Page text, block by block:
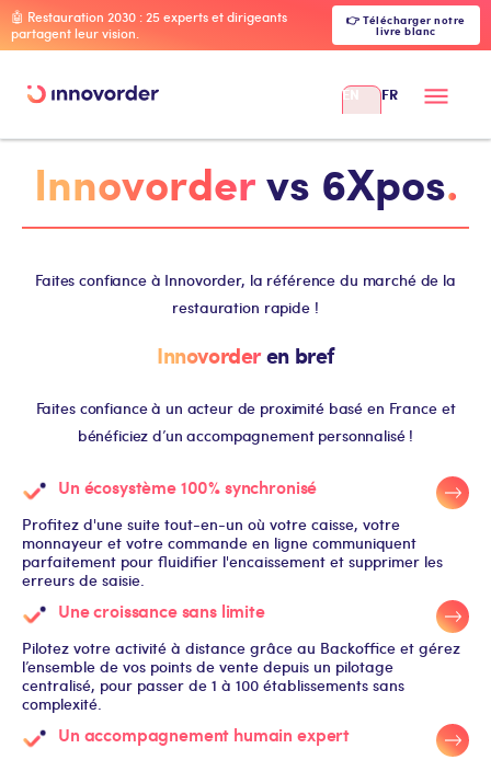
🤖 Restauration 2030 : 25 experts et dirigeants
partagent leur vision.
👉 Télécharger notre
livre blanc
EN FR
Innovordervs 6Xpos.
Faites confiance à Innovorder, la référence du marché de la
restauration rapide !
Innovorderen bref
Faites confiance à un acteur de proximité basé en France et
bénéficiez d’un accompagnement personnalisé !
Un écosystème 100% synchronisé
Profitez d'une suite tout-en-un où votre caisse, votre
monnayeur et votre commande en ligne communiquent
parfaitement pour fluidifier l'encaissement et supprimer les
erreurs de saisie.
Une croissance sans limite
Pilotez votre activité à distance grâce au Backoffice et gérez
l’ensemble de vos points de vente depuis un pilotage
centralisé, pour passer de 1 à 100 établissements sans
complexité.
Un accompagnement humain expert